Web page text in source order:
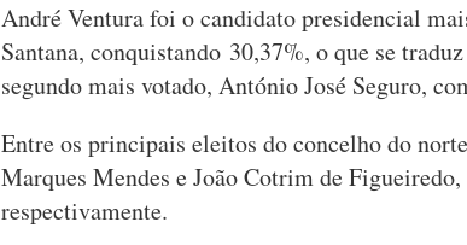
André Ventura foi o candidato presidencial
Santana, conquistando 30,37%, o que se
segundo mais votado, António José Seguro,
Entre os principais eleitos do concelho do
Marques Mendes e João Cotrim de
respectivamente.